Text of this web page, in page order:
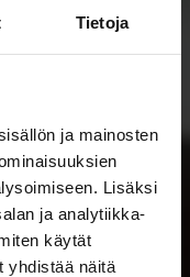
Tietoja
ja mainosten
Lisäksi
ja analytiikka-
käytät
yhdistää näitä